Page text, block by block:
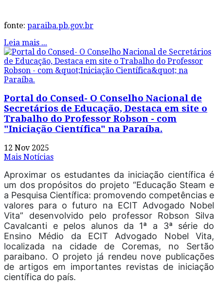
fonte: paraiba.pb.gov.br
Leia mais ...
Portal do Consed- O Conselho Nacional de
Secretários de Educação, Destaca em site o
Trabalho do Professor Robson - com
"Iniciação Científica" na Paraíba.
12 Nov 2025
Mais Notícias
Aproximar os estudantes da iniciação científica é
um dos propósitos do projeto “Educação Steam e
a Pesquisa Científica: promovendo competências e
valores para o futuro na ECIT Advogado Nobel
Vita” desenvolvido pelo professor Robson Silva
Cavalcanti e pelos alunos da 1ª a 3ª série do
Ensino Médio da ECIT Advogado Nobel Vita,
localizada na cidade de Coremas, no Sertão
paraibano. O projeto já rendeu nove publicações
de artigos em importantes revistas de iniciação
científica do país.